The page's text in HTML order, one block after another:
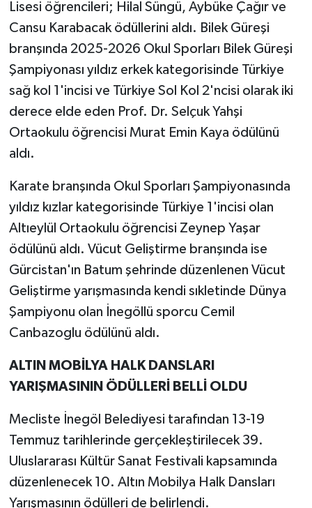
Lisesi öğrencileri; Hilal Süngü, Aybüke Çağır ve
Cansu Karabacak ödüllerini aldı. Bilek Güreşi
branşında 2025-2026 Okul Sporları Bilek Güreşi
Şampiyonası yıldız erkek kategorisinde Türkiye
sağ kol 1'incisi ve Türkiye Sol Kol 2'ncisi olarak iki
derece elde eden Prof. Dr. Selçuk Yahşi
Ortaokulu öğrencisi Murat Emin Kaya ödülünü
aldı.
Karate branşında Okul Sporları Şampiyonasında
yıldız kızlar kategorisinde Türkiye 1'incisi olan
Altıeylül Ortaokulu öğrencisi Zeynep Yaşar
ödülünü aldı. Vücut Geliştirme branşında ise
Gürcistan'ın Batum şehrinde düzenlenen Vücut
Geliştirme yarışmasında kendi sıkletinde Dünya
Şampiyonu olan İnegöllü sporcu Cemil
Canbazoglu ödülünü aldı.
ALTIN MOBİLYA HALK DANSLARI
YARIŞMASININ ÖDÜLLERİ BELLİ OLDU
Mecliste İnegöl Belediyesi tarafından 13-19
Temmuz tarihlerinde gerçekleştirilecek 39.
Uluslararası Kültür Sanat Festivali kapsamında
düzenlenecek 10. Altın Mobilya Halk Dansları
Yarışmasının ödülleri de belirlendi.